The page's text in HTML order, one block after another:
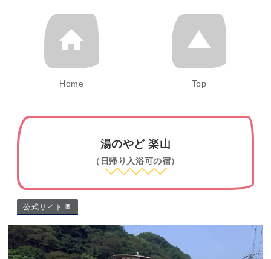
Home Top
湯のやど 楽山
（日帰り入浴可の宿）
公式サイト